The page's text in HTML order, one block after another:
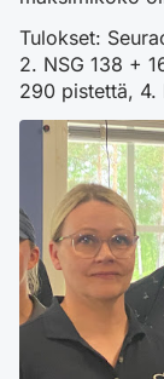
Tulokset:
2. NSG 138 +
290 pistettä, 4.